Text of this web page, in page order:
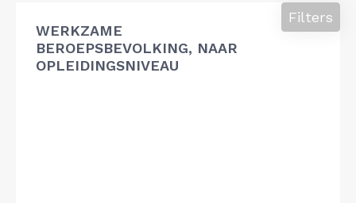
WERKZAME
BEROEPSBEVOLKING, NAAR
OPLEIDINGSNIVEAU
Filters